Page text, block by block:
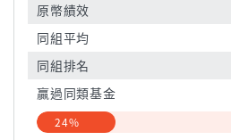
原幣績效
同組平均
同組排名
贏過同類基金
24%